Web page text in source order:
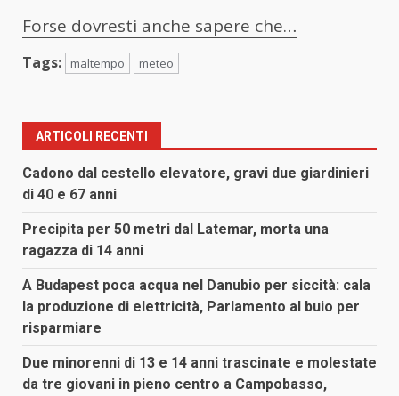
Forse dovresti anche sapere che…
Tags: maltempo meteo
ARTICOLI RECENTI
Cadono dal cestello elevatore, gravi due giardinieri
di 40 e 67 anni
Precipita per 50 metri dal Latemar, morta una
ragazza di 14 anni
A Budapest poca acqua nel Danubio per siccità: cala
la produzione di elettricità, Parlamento al buio per
risparmiare
Due minorenni di 13 e 14 anni trascinate e molestate
da tre giovani in pieno centro a Campobasso,